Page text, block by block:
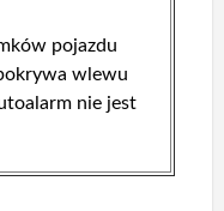
pojazdu
wlewu
nie jest